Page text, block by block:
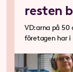
resten
VD:arna på 50
företagen har